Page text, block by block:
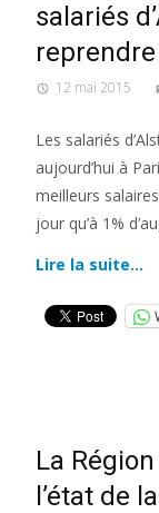
salariés
12 mai 2015
Les salariés
aujourd’hui à
meilleurs
jour qu’à 1%
Lire la suite…
La
l’état de